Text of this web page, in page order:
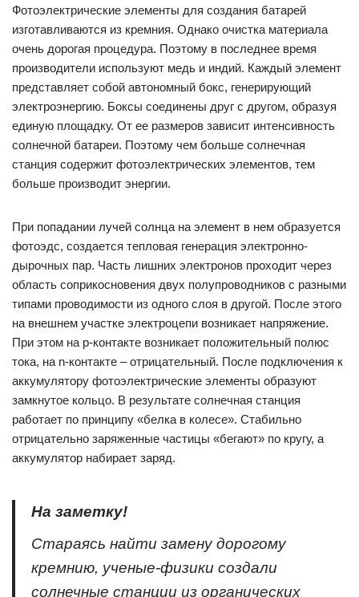
Фотоэлектрические элементы для создания батарей
изготавливаются из кремния. Однако очистка материала
очень дорогая процедура. Поэтому в последнее время
производители используют медь и индий. Каждый элемент
представляет собой автономный бокс, генерирующий
электроэнергию. Боксы соединены друг с другом, образуя
единую площадку. От ее размеров зависит интенсивность
солнечной батареи. Поэтому чем больше солнечная
станция содержит фотоэлектрических элементов, тем
больше производит энергии.
При попадании лучей солнца на элемент в нем образуется
фотоэдс, создается тепловая генерация электронно-
дырочных пар. Часть лишних электронов проходит через
область соприкосновения двух полупроводников с разными
типами проводимости из одного слоя в другой. После этого
на внешнем участке электроцепи возникает напряжение.
При этом на p-контакте возникает положительный полюс
тока, на n-контакте – отрицательный. После подключения к
аккумулятору фотоэлектрические элементы образуют
замкнутое кольцо. В результате солнечная станция
работает по принципу «белка в колесе». Стабильно
отрицательно заряженные частицы «бегают» по кругу, а
аккумулятор набирает заряд.
На заметку!
Стараясь найти замену дорогому
кремнию, ученые-физики создали
солнечные станции из органических